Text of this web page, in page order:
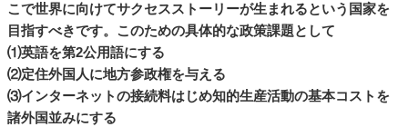
こで世界に向けてサクセスストーリーが生まれるという国家を
目指すべきです。このための具体的な政策課題として
⑴英語を第2公用語にする
⑵定住外国人に地方参政権を与える
⑶インターネットの接続料はじめ知的生産活動の基本コストを
諸外国並みにする